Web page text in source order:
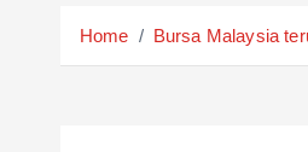
Home Bursa Malaysia